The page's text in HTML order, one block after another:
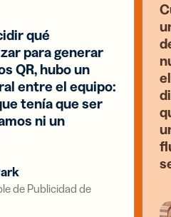
qué
para generar
QR, hubo un
entre el equipo:
tenía que ser
ni un
de Publicidad de